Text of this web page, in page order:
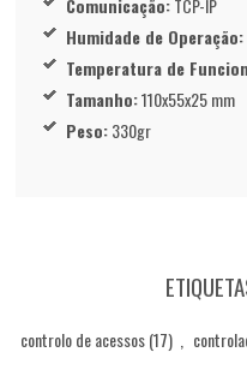
Comunicação:TCP-IP
Humidade de Operação:
Temperatura de
Tamanho:110x55x25 mm
Peso:330gr
controlo de acessos(17)